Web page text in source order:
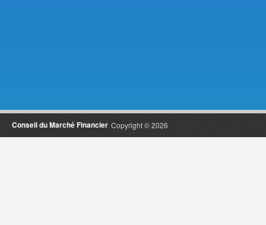
Copyright © 2026
Conseil du Marché Financier